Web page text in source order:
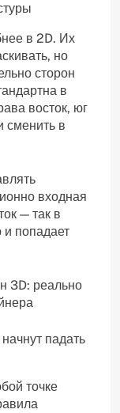
в 2D. Их
но
сторон
в
восток, юг
сменить в
входная
— так в
попадает
падать
точке